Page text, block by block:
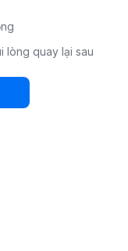
lòng quay lại sau